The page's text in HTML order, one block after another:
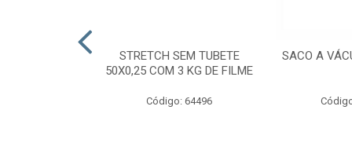
STRETCH SEM TUBETE
50X0,25 COM 3 KG DE FILME
Código: 64496
SACO A